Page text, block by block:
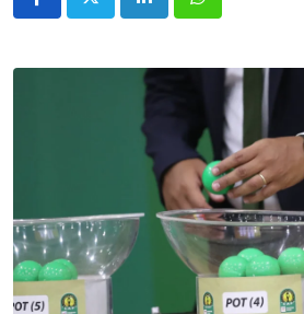
LinkedInWhatsapp